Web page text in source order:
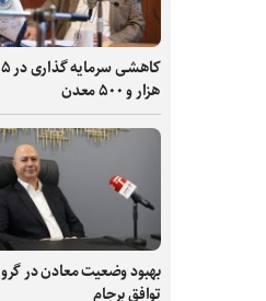
کاهشی سرمایه گذاری در ۵
هزار و ۵۰۰ معدن
بهبود وضعیت معادن در گرو
توافق برجام